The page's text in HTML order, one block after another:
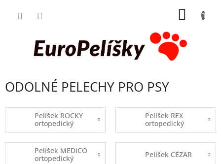
ODOLNÉ PELECHY PRO PSY
Pelíšek ROCKY
ortopedický
Pelíšek REX
ortopedický
Pelíšek MEDICO
ortopedický
Pelíšek CÉZAR